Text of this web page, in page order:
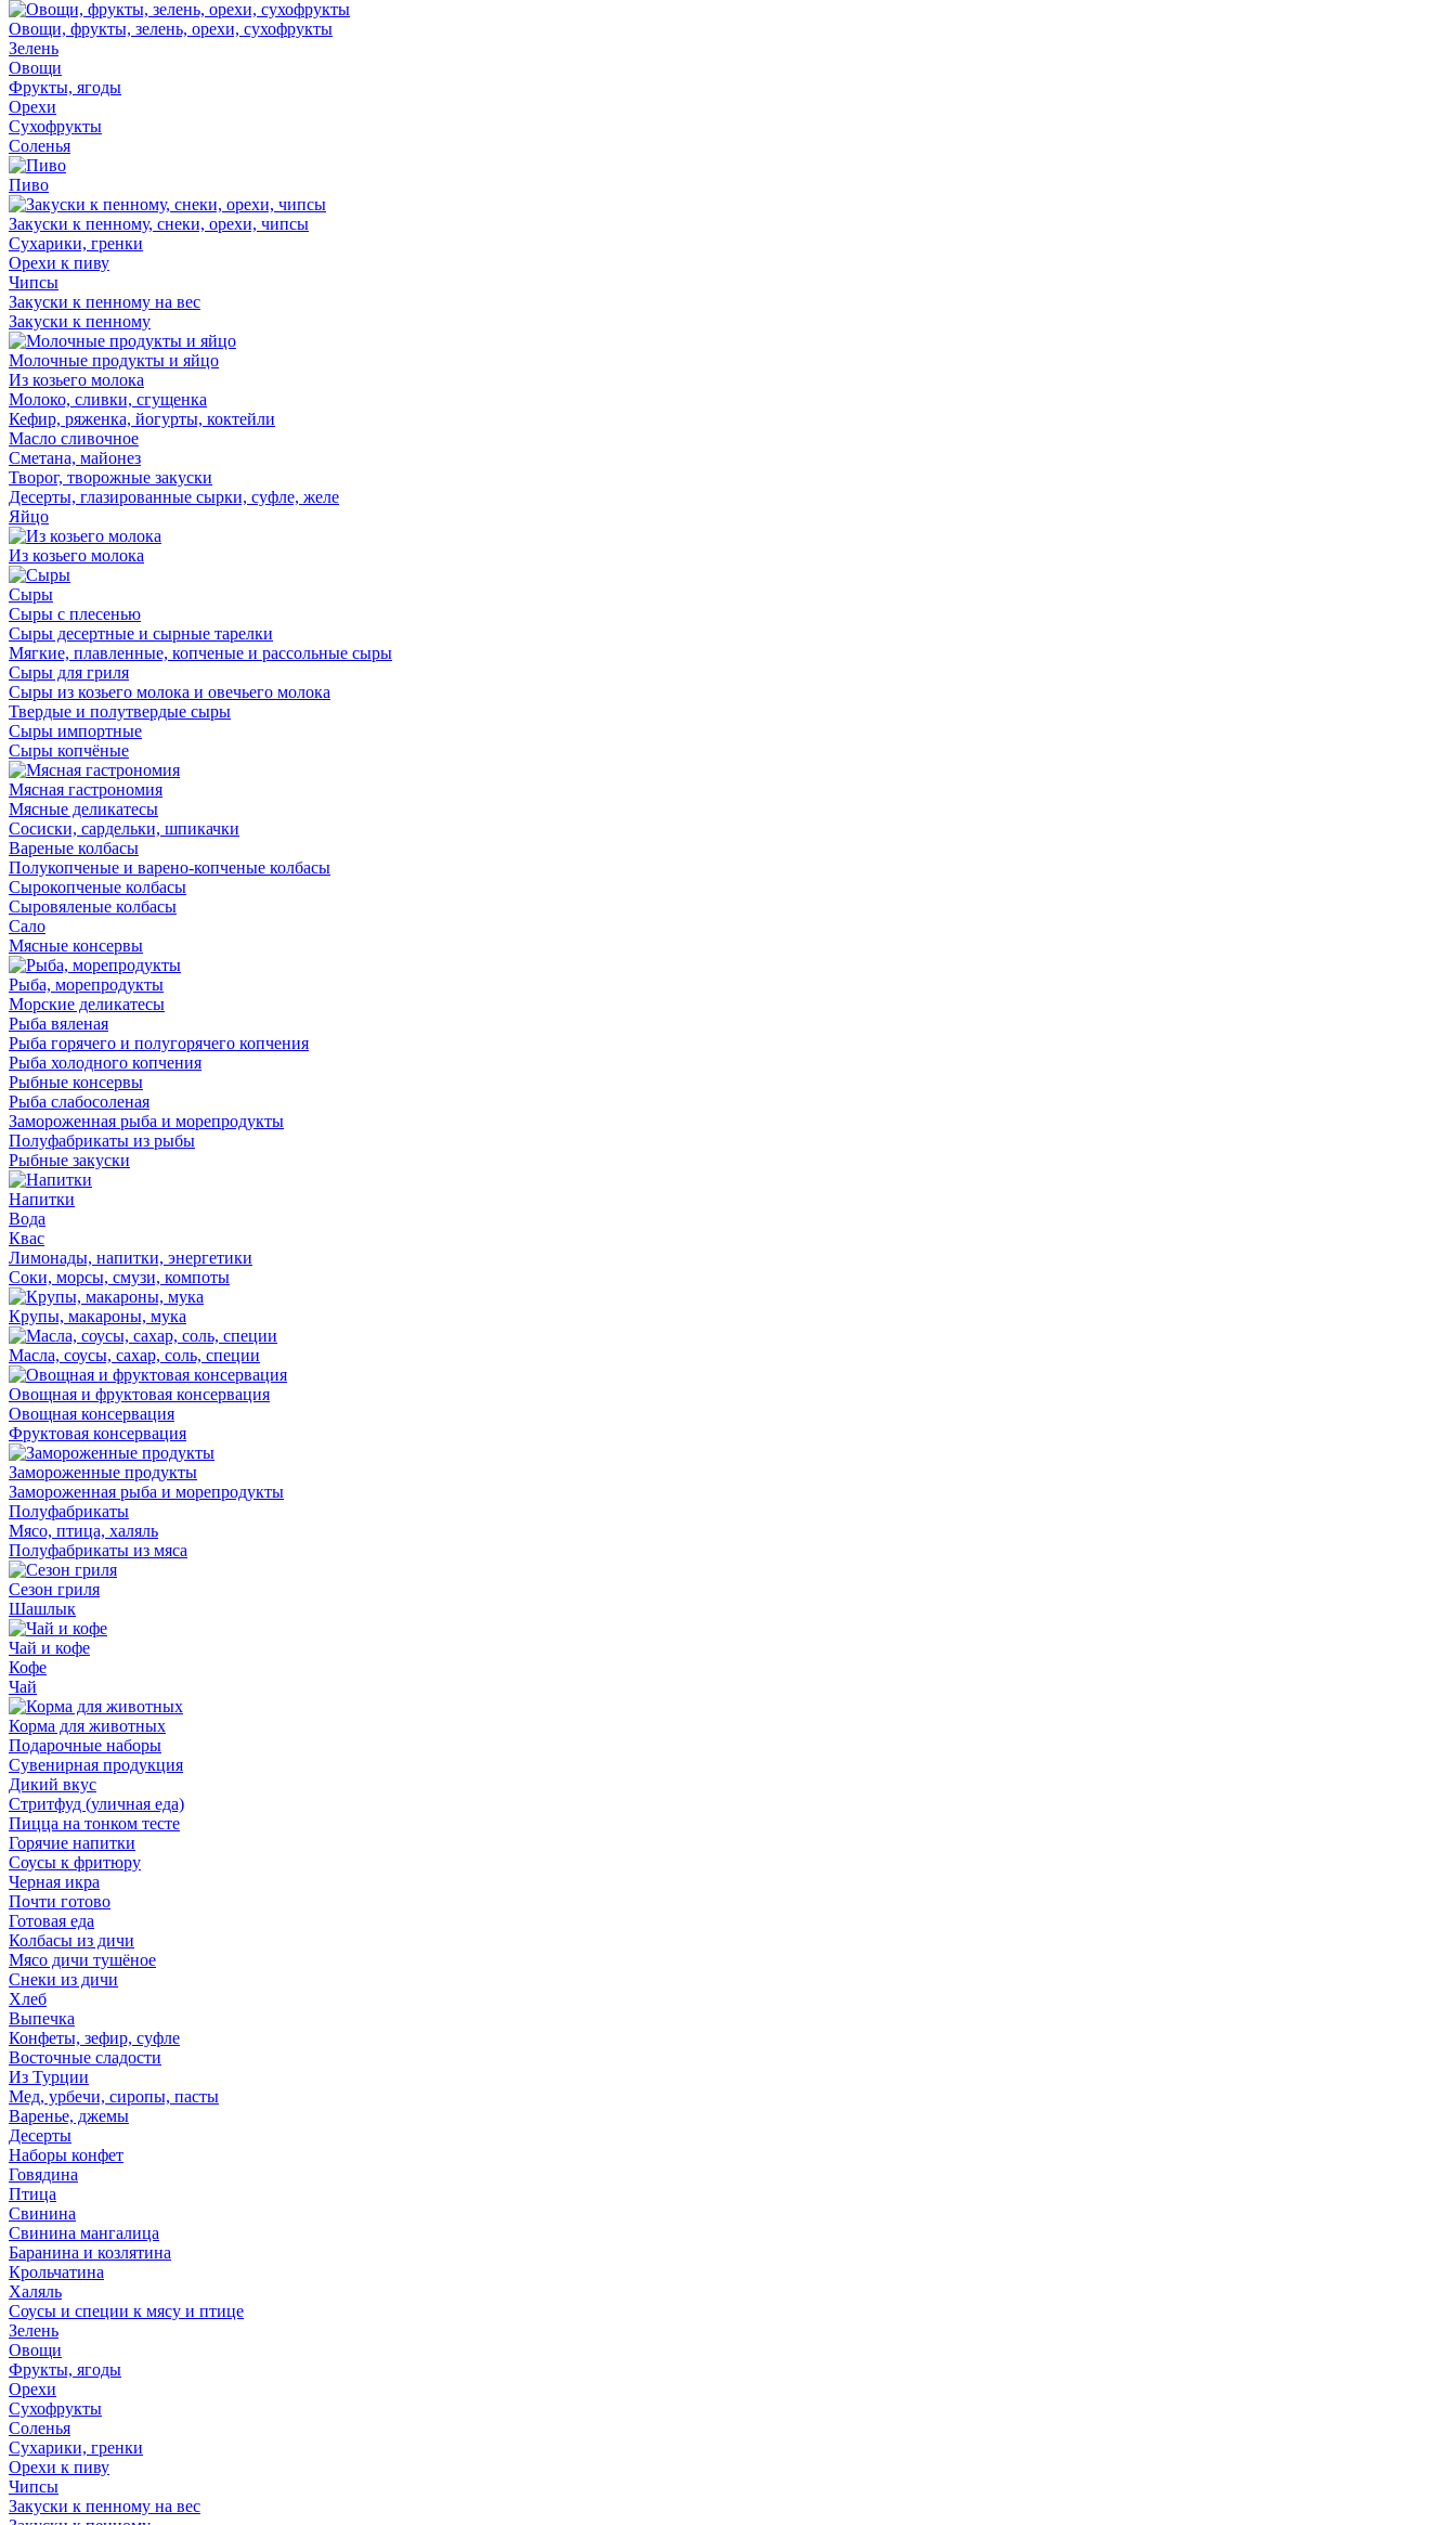
Овощи, фрукты, зелень, орехи, сухофрукты
Зелень
Овощи
Фрукты, ягоды
Орехи
Сухофрукты
Соленья
Пиво
Закуски к пенному, снеки, орехи, чипсы
Сухарики, гренки
Орехи к пиву
Чипсы
Закуски к пенному на вес
Закуски к пенному
Молочные продукты и яйцо
Из козьего молока
Молоко, сливки, сгущенка
Кефир, ряженка, йогурты, коктейли
Масло сливочное
Сметана, майонез
Творог, творожные закуски
Десерты, глазированные сырки, суфле, желе
Яйцо
Из козьего молока
Сыры
Сыры с плесенью
Сыры десертные и сырные тарелки
Мягкие, плавленные, копченые и рассольные сыры
Сыры для гриля
Сыры из козьего молока и овечьего молока
Твердые и полутвердые сыры
Сыры импортные
Сыры копчёные
Мясная гастрономия
Мясные деликатесы
Сосиски, сардельки, шпикачки
Вареные колбасы
Полукопченые и варено-копченые колбасы
Сырокопченые колбасы
Сыровяленые колбасы
Сало
Мясные консервы
Рыба, морепродукты
Морские деликатесы
Рыба вяленая
Рыба горячего и полугорячего копчения
Рыба холодного копчения
Рыбные консервы
Рыба слабосоленая
Замороженная рыба и морепродукты
Полуфабрикаты из рыбы
Рыбные закуски
Напитки
Вода
Квас
Лимонады, напитки, энергетики
Соки, морсы, смузи, компоты
Крупы, макароны, мука
Масла, соусы, сахар, соль, специи
Овощная и фруктовая консервация
Овощная консервация
Фруктовая консервация
Замороженные продукты
Замороженная рыба и морепродукты
Полуфабрикаты
Мясо, птица, халяль
Полуфабрикаты из мяса
Сезон гриля
Шашлык
Чай и кофе
Кофе
Чай
Корма для животных
Подарочные наборы
Сувенирная продукция
Дикий вкус
Стритфуд (уличная еда)
Пицца на тонком тесте
Горячие напитки
Соусы к фритюру
Черная икра
Почти готово
Готовая еда
Колбасы из дичи
Мясо дичи тушёное
Снеки из дичи
Хлеб
Выпечка
Конфеты, зефир, суфле
Восточные сладости
Из Турции
Мед, урбечи, сиропы, пасты
Варенье, джемы
Десерты
Наборы конфет
Говядина
Птица
Свинина
Свинина мангалица
Баранина и козлятина
Крольчатина
Халяль
Соусы и специи к мясу и птице
Зелень
Овощи
Фрукты, ягоды
Орехи
Сухофрукты
Соленья
Сухарики, гренки
Орехи к пиву
Чипсы
Закуски к пенному на вес